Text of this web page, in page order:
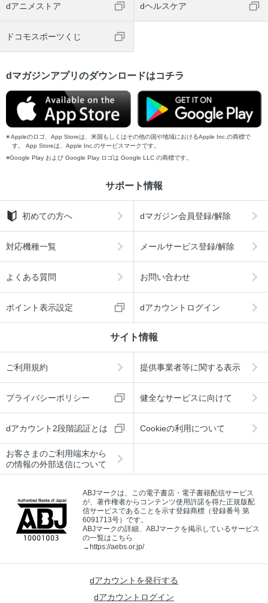
dアニメストア dヘルスケア
ドコモスポーツくじ
dマガジンアプリのダウンロードはコチラ
Appleのロゴ、App Storeは、米国もしくはその他の国や地域におけるApple Inc.の商標で
す。 App Storeは、Apple Inc.のサービスマークです。
Google Play および Google Play ロゴは Google LLC の商標です。
サポート情報
初めての方へ dマガジン会員登録/解除
対応機種一覧 メールサービス登録/解除
よくある質問 お問い合わせ
ポイント表示設定 dアカウントログイン
サイト情報
ご利用規約 提供事業者等に関する表示
プライバシーポリシー 健全なサービスに向けて
dアカウント2段階認証とは Cookieの利用について
お客さまのご利用端末から
の情報の外部送信について
ABJマークは、この電子書店・電子書籍配信サービス
が、著作権者からコンテンツ使用許諾を得た正規版配
信サービスであることを示す登録商標（登録番号 第
6091713号）です。
ABJマークの詳細、ABJマークを掲示しているサービス
の一覧はこちら
→https://aebs.or.jp/
dアカウントを発行する
dアカウントログイン